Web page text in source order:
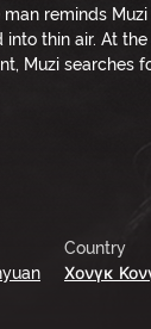
reminds
thin air. At
Muzi searches
Country
Χονγκ